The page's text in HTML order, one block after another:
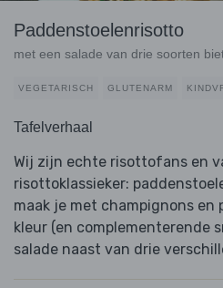
Paddenstoelenrisotto
met een salade van drie soorten
VEGETARISCH GLUTENARM
Tafelverhaal
Wij zijn echte risottofans en
risottoklassieker:
maak je met champignons en
kleur (en complementerende
salade naast van drie